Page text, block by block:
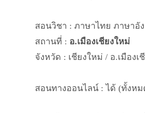
สอนวิชา : ภาษาไทย ภาษา
สถานที่ : อ.เมืองเชียงใหม่
จังหวัด : เชียงใหม่ / อ.เมืองเ
สอนทางออนไลน์ : ได้ (ทั้งห